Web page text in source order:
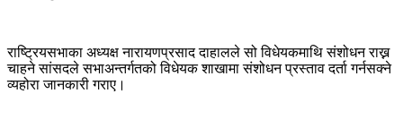
राष्ट्रियसभाका अध्यक्ष नारायणप्रसाद दाहालले सो विधेयकमाथि संशोधन राख्न
चाहने सांसदले सभाअन्तर्गतको विधेयक शाखामा संशोधन प्रस्ताव दर्ता गर्नसक्ने
व्यहोरा जानकारी गराए।